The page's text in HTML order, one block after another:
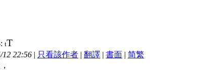
tT
12 22:56 | 只看該作者 | 翻譯 | 書面 | 简繁